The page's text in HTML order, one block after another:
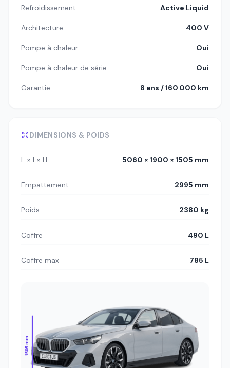
Refroidissement Active Liquid
Architecture 400 V
Pompe à chaleur Oui
Pompe à chaleur de série Oui
Garantie 8 ans / 160 000 km
DIMENSIONS & POIDS
L × l × H 5060 × 1900 × 1505 mm
Empattement 2995 mm
Poids 2380 kg
Coffre 490 L
Coffre max 785 L
1505 mm